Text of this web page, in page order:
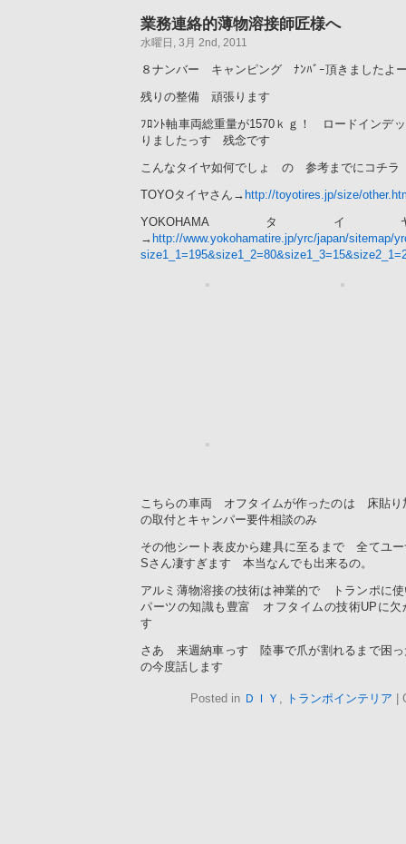
業務連絡的薄物溶接師匠様へ
水曜日, 3月 2nd, 2011
８ナンバー キャンピング ﾅﾝﾊﾞｰ頂きましたよ
残りの整備 頑張ります
ﾌﾛﾝﾄ軸車両総重量が1570ｋｇ！ ロードインデ
りましたっす 残念です
こんなタイヤ如何でしょ の 参考までにコチ
TOYOタイヤさん→ http://toyotires.jp/size/
YOKOHAMAタ
→ http://www.yokohamatire.jp/yrc/japan/sitemap/
こちらの車両 オフタイムが作ったのは 床貼り
の取付とキャンパー要件相談のみ
その他シート表皮から建具に至るまで 全て
Sさん凄すぎます 本当なんでも出来るの。
アルミ薄物溶接の技術は神業的で トランポに
パーツの知識も豊富 オフタイムの技術UPに欠
す
さあ 来週納車っす 陸事で爪が割れるまで困
の今度話します
Posted in ＤＩＹ , トランポインテリア